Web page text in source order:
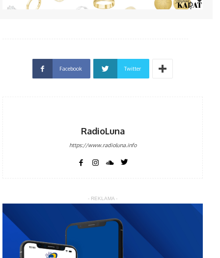
Facebook Twitter
RadioLuna
https://www.radioluna.info
- REKLAMA -